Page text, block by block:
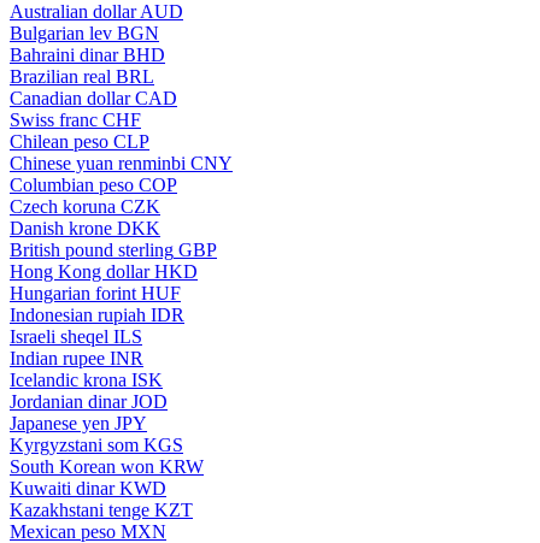
Australian dollar AUD
Bulgarian lev BGN
Bahraini dinar BHD
Brazilian real BRL
Canadian dollar CAD
Swiss franc CHF
Chilean peso CLP
Chinese yuan renminbi CNY
Columbian peso COP
Czech koruna CZK
Danish krone DKK
British pound sterling GBP
Hong Kong dollar HKD
Hungarian forint HUF
Indonesian rupiah IDR
Israeli sheqel ILS
Indian rupee INR
Icelandic krona ISK
Jordanian dinar JOD
Japanese yen JPY
Kyrgyzstani som KGS
South Korean won KRW
Kuwaiti dinar KWD
Kazakhstani tenge KZT
Mexican peso MXN